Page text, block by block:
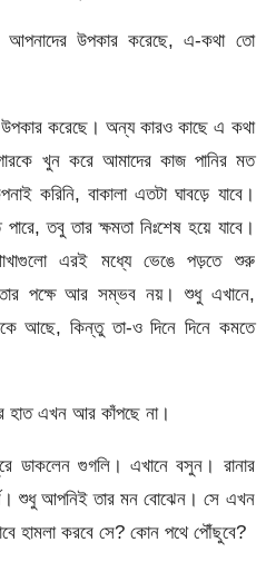
আপনাদের উপকার করেছে, এ-কথা তো
উপকার করেছে। অন্য কারও কাছে এ কথা
খুন করে আমাদের কাজ পানির মত
করিনি, বাকালা এতটা ঘাবড়ে যাবে।
তবু তার ক্ষমতা নিঃশেষ হয়ে যাবে।
শাখাগুলো এরই মধ্যে ভেঙে পড়তে শুরু
তার পক্ষে আর সম্ভব নয়। শুধু এখানে,
আছে, কিন্তু তা-ও দিনে দিনে কমতে
হাত এখন আর কাঁপছে না।
ডাকলেন গুগলি। এখানে বসুন। রানার
শুধু আপনিই তার মন বোঝেন। সে এখন
হামলা করবে সে? কোন পথে পৌঁছুবে?